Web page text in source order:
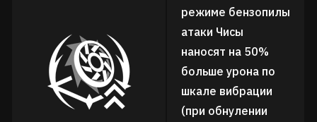
режиме бензопилы
атаки Чисы
наносят на 50%
больше урона по
шкале вибрации
(при обнулении